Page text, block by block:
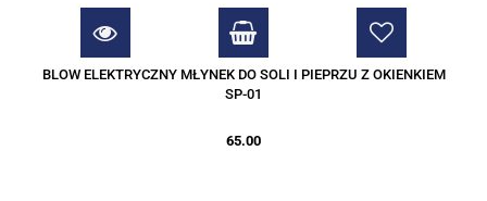
BLOW ELEKTRYCZNY MŁYNEK DO SOLI I PIEPRZU Z OKIENKIEM
SP-01
65.00